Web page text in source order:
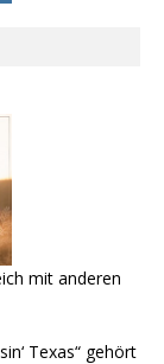
mit anderen
Texas“ gehört